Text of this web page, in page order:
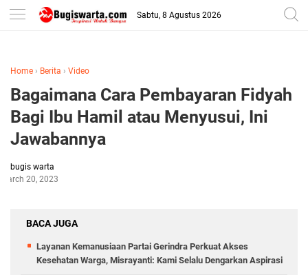
-->
Sabtu, 8 Agustus 2026
Home › Berita › Video
Bagaimana Cara Pembayaran Fidyah
Bagi Ibu Hamil atau Menyusui, Ini
Jawabannya
bugis warta
March 20, 2023
BACA JUGA
Layanan Kemanusiaan Partai Gerindra Perkuat Akses
Kesehatan Warga, Misrayanti: Kami Selalu Dengarkan Aspirasi